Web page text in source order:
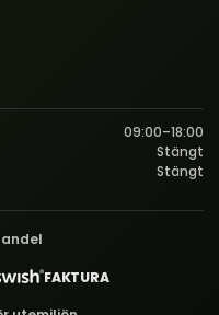
09:00–18:00
Stängt
Stängt
FAKTURA